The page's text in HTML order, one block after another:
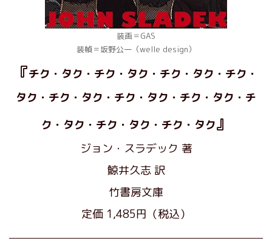
装画＝GAS
装幀＝坂野公一（welle design）
『チク・タク・チク・タク・チク・タク・チク・
タク・チク・タク・チク・タク・チク・タク・チ
ク・タク・チク・タク・チク・タク』
ジョン・スラデック 著
鯨井久志 訳
竹書房文庫
定価 1,485円（税込）